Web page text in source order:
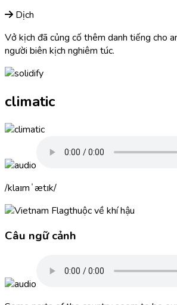
Dịch
Vở kịch đã củng cố thêm danh tiếng cho
người biên kịch nghiêm túc.
climatic
klaɪmˈætɪk
thuộc về khí hậu
Câu ngữ cảnh